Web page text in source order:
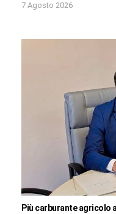
7 Agosto 2026
Più carburante agricolo